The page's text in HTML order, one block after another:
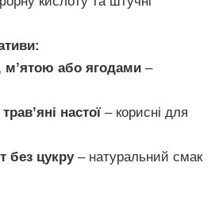
або ягодами –
настої – корисні для
без цукру– натуральний смак